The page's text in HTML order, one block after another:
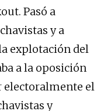
Pasó a
y a
explotación del
a la oposición
electoralmente el
y